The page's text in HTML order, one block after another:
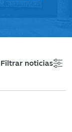
Filtrar noticias